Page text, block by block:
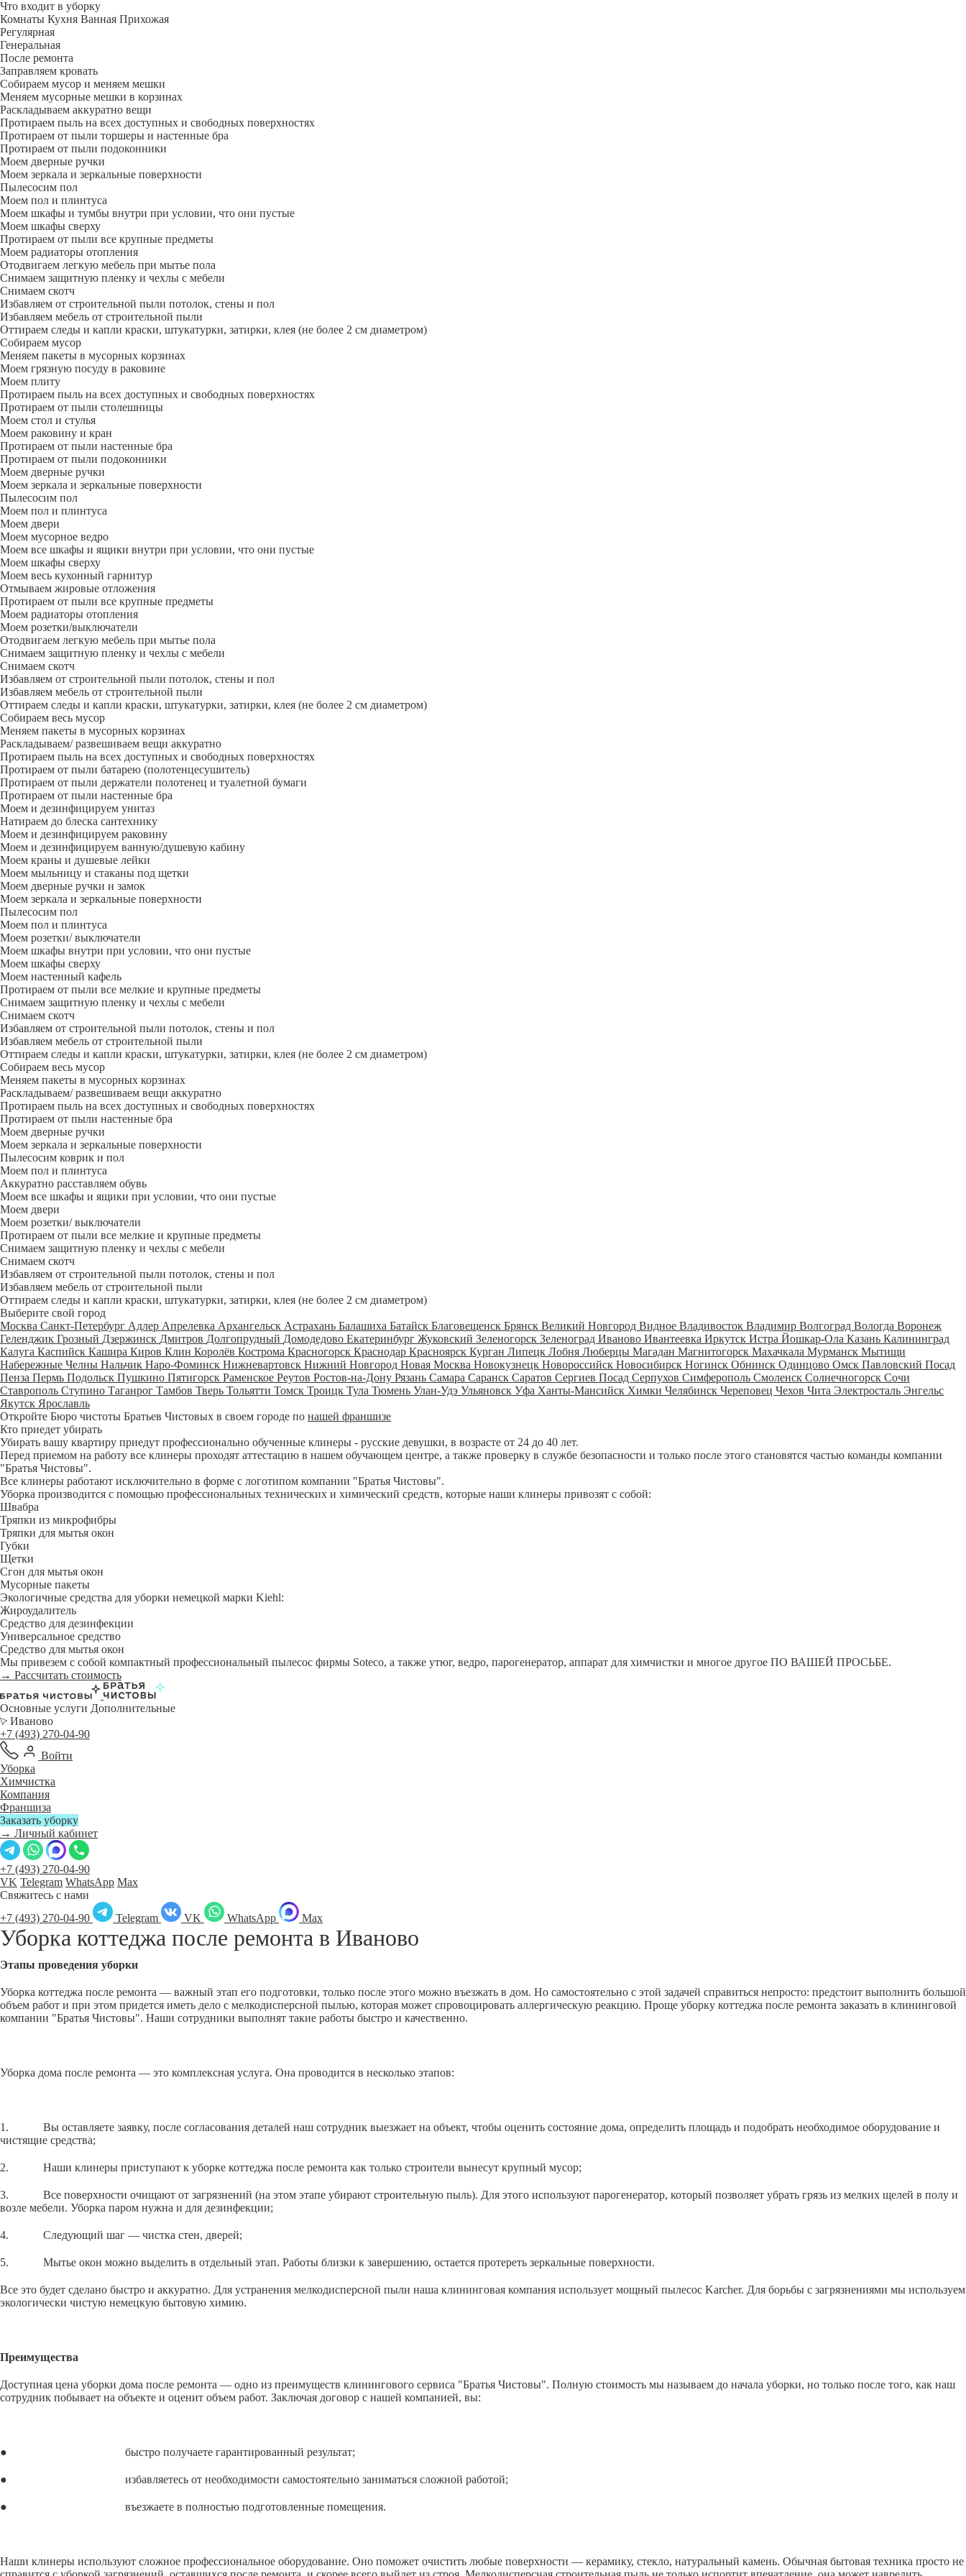
Что входит в уборку
Регу­лярная
Гене­ральная
После ремонта
Заправляем кровать
Собираем мусор и меняем мешки
Меняем мусорные мешки в корзинах
Раскладываем аккуратно вещи
Протираем пыль на всех доступных и свободных поверхностях
Протираем от пыли торшеры и настенные бра
Протираем от пыли подоконники
Моем дверные ручки
Моем зеркала и зеркальные поверхности
Пылесосим пол
Моем пол и плинтуса
Моем шкафы и тумбы внутри при условии, что они пустые
Моем шкафы сверху
Протираем от пыли все крупные предметы
Моем радиаторы отопления
Отодвигаем легкую мебель при мытье пола
Снимаем защитную пленку и чехлы с мебели
Снимаем скотч
Избавляем от строительной пыли потолок, стены и пол
Избавляем мебель от строительной пыли
Оттираем следы и капли краски, штукатурки, затирки, клея (не более 2 см диаметром)
Собираем мусор
Меняем пакеты в мусорных корзинах
Моем грязную посуду в раковине
Моем плиту
Протираем пыль на всех доступных и свободных поверхностях
Протираем от пыли столешницы
Моем стол и стулья
Моем раковину и кран
Протираем от пыли настенные бра
Протираем от пыли подоконники
Моем дверные ручки
Моем зеркала и зеркальные поверхности
Пылесосим пол
Моем пол и плинтуса
Моем двери
Моем мусорное ведро
Моем все шкафы и ящики внутри при условии, что они пустые
Моем шкафы сверху
Моем весь кухонный гарнитур
Отмываем жировые отложения
Протираем от пыли все крупные предметы
Моем радиаторы отопления
Моем розетки/выключатели
Отодвигаем легкую мебель при мытье пола
Снимаем защитную пленку и чехлы с мебели
Снимаем скотч
Избавляем от строительной пыли потолок, стены и пол
Избавляем мебель от строительной пыли
Оттираем следы и капли краски, штукатурки, затирки, клея (не более 2 см диаметром)
Собираем весь мусор
Меняем пакеты в мусорных корзинах
Раскладываем/ развешиваем вещи аккуратно
Протираем пыль на всех доступных и свободных поверхностях
Протираем от пыли батарею (полотенцесушитель)
Протираем от пыли держатели полотенец и туалетной бумаги
Протираем от пыли настенные бра
Моем и дезинфицируем унитаз
Натираем до блеска сантехнику
Моем и дезинфицируем раковину
Моем и дезинфицируем ванную/душевую кабину
Моем краны и душевые лейки
Моем мыльницу и стаканы под щетки
Моем дверные ручки и замок
Моем зеркала и зеркальные поверхности
Пылесосим пол
Моем пол и плинтуса
Моем розетки/ выключатели
Моем шкафы внутри при условии, что они пустые
Моем шкафы сверху
Моем настенный кафель
Протираем от пыли все мелкие и крупные предметы
Снимаем защитную пленку и чехлы с мебели
Снимаем скотч
Избавляем от строительной пыли потолок, стены и пол
Избавляем мебель от строительной пыли
Оттираем следы и капли краски, штукатурки, затирки, клея (не более 2 см диаметром)
Собираем весь мусор
Меняем пакеты в мусорных корзинах
Раскладываем/ развешиваем вещи аккуратно
Протираем пыль на всех доступных и свободных поверхностях
Протираем от пыли настенные бра
Моем дверные ручки
Моем зеркала и зеркальные поверхности
Пылесосим коврик и пол
Моем пол и плинтуса
Аккуратно расставляем обувь
Моем все шкафы и ящики при условии, что они пустые
Моем двери
Моем розетки/ выключатели
Протираем от пыли все мелкие и крупные предметы
Снимаем защитную пленку и чехлы с мебели
Снимаем скотч
Избавляем от строительной пыли потолок, стены и пол
Избавляем мебель от строительной пыли
Оттираем следы и капли краски, штукатурки, затирки, клея (не более 2 см диаметром)
Выберите свой город
Москва Санкт-Петербург Адлер Апрелевка Архангельск Астрахань Балашиха Батайск Благовещенск Брянск Великий Новгород Видное Владивосток Владимир Волгоград Вологда Воронеж
Геленджик Грозный Дзержинск Дмитров Долгопрудный Домодедово Екатеринбург Жуковский Зеленогорск Зеленоград Иваново Ивантеевка Иркутск Истра Йошкар-Ола Казань Калининград
Калуга Каспийск Кашира Киров Клин Королёв Кострома Красногорск Краснодар Красноярск Курган Липецк Лобня Люберцы Магадан Магнитогорск Махачкала Мурманск Мытищи
Набережные Челны Нальчик Наро-Фоминск Нижневартовск Нижний Новгород Новая Москва Новокузнецк Новороссийск Новосибирск Ногинск Обнинск Одинцово Омск Павловский Посад
Пенза Пермь Подольск Пушкино Пятигорск Раменское Реутов Ростов-на-Дону Рязань Самара Саранск Саратов Сергиев Посад Серпухов Симферополь Смоленск Солнечногорск Сочи
Ставрополь Ступино Таганрог Тамбов Тверь Тольятти Томск Троицк Тула Тюмень Улан-Удэ Ульяновск Уфа Ханты-Мансийск Химки Челябинск Череповец Чехов Чита Электросталь Энгельс
Якутск Ярославль
Откройте Бюро чистоты Братьев Чистовых в своем городе по нашей франшизе
Кто приедет убирать
Убирать вашу квартиру приедут профессионально обученные клинеры - русские девушки, в возрасте от 24 до 40 лет.
Перед приемом на работу все клинеры проходят аттестацию в нашем обучающем центре, а также проверку в службе безопасности и только после этого становятся частью команды компании
"Братья Чистовы".
Все клинеры работают исключительно в форме с логотипом компании "Братья Чистовы".
Уборка производится с помощью профессиональных технических и химический средств, которые наши клинеры привозят с собой:
Швабра
Тряпки из микрофибры
Тряпки для мытья окон
Губки
Щетки
Сгон для мытья окон
Мусорные пакеты
Экологичные средства для уборки немецкой марки Kiehl:
Жироудалитель
Средство для дезинфекции
Универсальное средство
Средство для мытья окон
Мы привезем с собой компактный профессиональный пылесос фирмы Soteco, а также утюг, ведро, парогенератор, аппарат для химчистки и многое другое ПО ВАШЕЙ ПРОСЬБЕ.
→ Рассчитать стоимость
Основные услуги Дополнительные
Иваново
+7 (493) 270-04-90
Войти
Уборка
Химчистка
Компания
Франшиза
Заказать уборку
→ Личный кабинет
+7 (493) 270-04-90
VK Telegram WhatsApp Max
Свяжитесь с нами
+7 (493) 270-04-90
Telegram VK WhatsApp Max
Уборка коттеджа после ремонта в Иваново
Этапы проведения уборки
Уборка коттеджа после ремонта — важный этап его подготовки, только после этого можно въезжать в дом. Но самостоятельно с этой задачей справиться непросто: предстоит выполнить большой
объем работ и при этом придется иметь дело с мелкодисперсной пылью, которая может спровоцировать аллергическую реакцию. Проще уборку коттеджа после ремонта заказать в клининговой
компании "Братья Чистовы". Наши сотрудники выполнят такие работы быстро и качественно.
Уборка дома после ремонта — это комплексная услуга. Она проводится в несколько этапов:
1. Вы оставляете заявку, после согласования деталей наш сотрудник выезжает на объект, чтобы оценить состояние дома, определить площадь и подобрать необходимое оборудование и
чистящие средства;
2. Наши клинеры приступают к уборке коттеджа после ремонта как только строители вынесут крупный мусор;
3. Все поверхности очищают от загрязнений (на этом этапе убирают строительную пыль). Для этого используют парогенератор, который позволяет убрать грязь из мелких щелей в полу и
возле мебели. Уборка паром нужна и для дезинфекции;
4. Следующий шаг — чистка стен, дверей;
5. Мытье окон можно выделить в отдельный этап. Работы близки к завершению, остается протереть зеркальные поверхности.
Все это будет сделано быстро и аккуратно. Для устранения мелкодисперсной пыли наша клининговая компания использует мощный пылесос Karcher. Для борьбы с загрязнениями мы используем
экологически чистую немецкую бытовую химию.
Преимущества
Доступная цена уборки дома после ремонта — одно из преимуществ клинингового сервиса "Братья Чистовы". Полную стоимость мы называем до начала уборки, но только после того, как наш
сотрудник побывает на объекте и оценит объем работ. Заключая договор с нашей компанией, вы:
● быстро получаете гарантированный результат;
● избавляетесь от необходимости самостоятельно заниматься сложной работой;
● въезжаете в полностью подготовленные помещения.
Наши клинеры используют сложное профессиональное оборудование. Оно поможет очистить любые поверхности — керамику, стекло, натуральный камень. Обычная бытовая техника просто не